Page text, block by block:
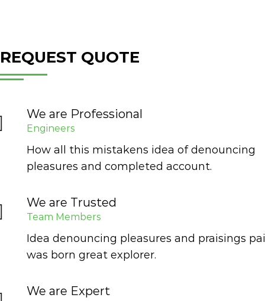
REQUEST QUOTE
We are Professional
Engineers
How all this mistakens idea of denouncing
pleasures and completed account.
We are Trusted
Team Members
Idea denouncing pleasures and praisings
was born great explorer.
We are Expert